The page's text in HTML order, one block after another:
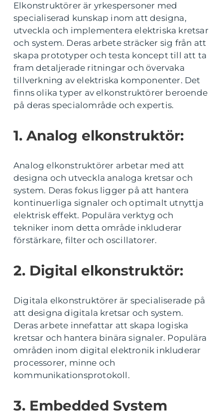
Elkonstruktörer är yrkespersoner med
specialiserad kunskap inom att designa,
utveckla och implementera elektriska kretsar
och system. Deras arbete sträcker sig från att
skapa prototyper och testa koncept till att ta
fram detaljerade ritningar och övervaka
tillverkning av elektriska komponenter. Det
finns olika typer av elkonstruktörer beroende
på deras specialområde och expertis.
1. Analog elkonstruktör:
Analog elkonstruktörer arbetar med att
designa och utveckla analoga kretsar och
system. Deras fokus ligger på att hantera
kontinuerliga signaler och optimalt utnyttja
elektrisk effekt. Populära verktyg och
tekniker inom detta område inkluderar
förstärkare, filter och oscillatorer.
2. Digital elkonstruktör:
Digitala elkonstruktörer är specialiserade på
att designa digitala kretsar och system.
Deras arbete innefattar att skapa logiska
kretsar och hantera binära signaler. Populära
områden inom digital elektronik inkluderar
processorer, minne och
kommunikationsprotokoll.
3. Embedded System